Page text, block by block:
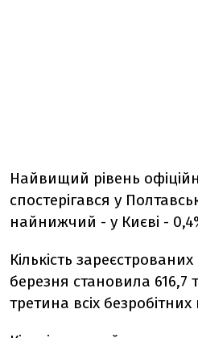
Найвищий рівень
спостерігався у
найнижчий - у Києві -
Кількість
березня становила 616,7
третина всіх